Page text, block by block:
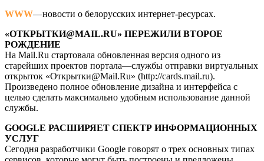
WWW—новости о белорусских интернет-ресурсах.
«ОТКРЫТКИ@MAIL.RU» ПЕРЕЖИЛИ ВТОРОЕ
РОЖДЕНИЕ
На Mail.Ru стартовала обновленная версия одного из
старейших проектов портала—службы отправки виртуальных
открыток «Открытки@Mail.Ru» (http://cards.mail.ru).
Произведено полное обновление дизайна и интерфейса с
целью сделать максимально удобным использование данной
службы.
GOOGLE РАСШИРЯЕТ СПЕКТР ИНФОРМАЦИОННЫХ
УСЛУГ
Сегодня разработчики Google говорят о трех основных типах